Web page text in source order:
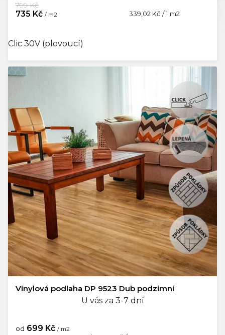
735 Kč / m2
799 Kč
Měrná
339,02 Kč / 1 m2
Clic 30V (plovoucí)
Vinylová podlaha DP 9523 Dub podzimní
U vás za 3-7 dní
od 699 Kč / m2